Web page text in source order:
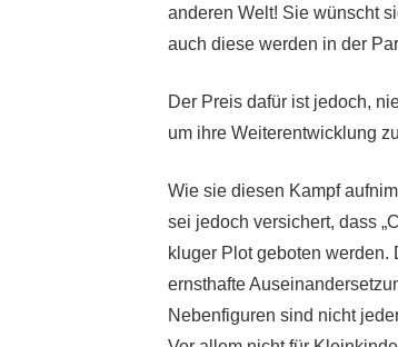
anderen Welt! Sie wünscht
auch diese werden in der
Der Preis dafür ist jedoch,
um ihre Weiterentwicklung
Wie sie diesen Kampf
sei jedoch versichert, dass
kluger Plot geboten
ernsthafte
Nebenfiguren sind nicht